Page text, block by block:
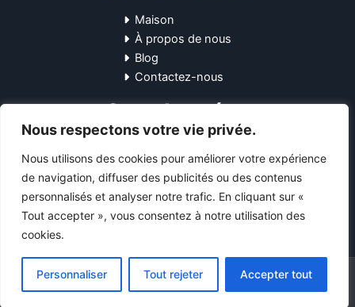
Nous respectons votre vie privée.
Nous utilisons des cookies pour améliorer votre expérience
de navigation, diffuser des publicités ou des contenus
personnalisés et analyser notre trafic. En cliquant sur «
Tout accepter », vous consentez à notre utilisation des
cookies.
Personnaliser Tout rejeter Accepter tout
Maison
À propos de nous
Blog
Contactez-nous
Coordonnées
10-12 Pl. Général Leclerc, 45170
Neuville-aux-Bois, France
+33745751531
support@starsendetail.fr
Copyright © 2024 - Tous droits réservés.